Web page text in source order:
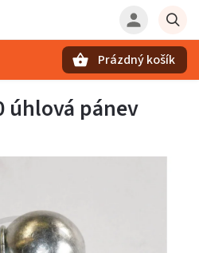
Prázdný košík
úhlová pánev